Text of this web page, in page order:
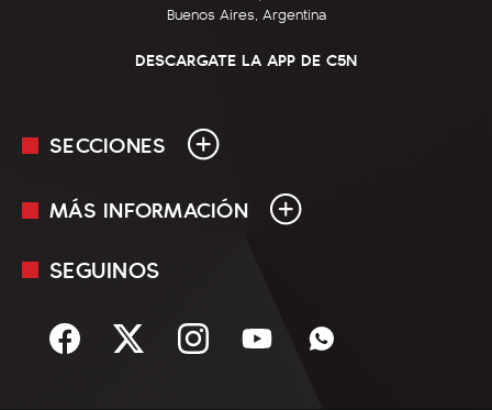
Buenos Aires, Argentina
DESCARGATE LA APP DE C5N
SECCIONES
En Vivo
Sociedad
MÁS INFORMACIÓN
Mediakit
Términos y condiciones
SEGUINOS